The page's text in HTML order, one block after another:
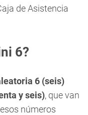
de Asistencia
6?
6 (seis)
y seis), que van
números